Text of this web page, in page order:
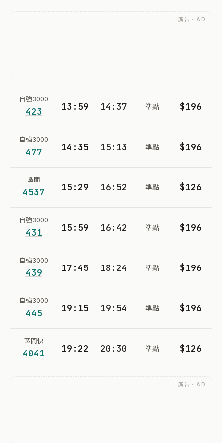
廣告 · AD
自強3000
423 13:59 14:37 準點 $196
自強3000
477 14:35 15:13 準點 $196
區間
4537 15:29 16:52 準點 $126
自強3000
431 15:59 16:42 準點 $196
自強3000
439 17:45 18:24 準點 $196
自強3000
445 19:15 19:54 準點 $196
區間快
4041 19:22 20:30 準點 $126
廣告 · AD